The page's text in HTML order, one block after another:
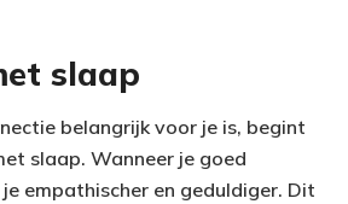
slaap
belangrijk voor je is, begint
slaap. Wanneer je goed
empathischer en geduldiger. Dit